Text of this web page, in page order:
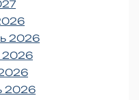
2026
2026
2026